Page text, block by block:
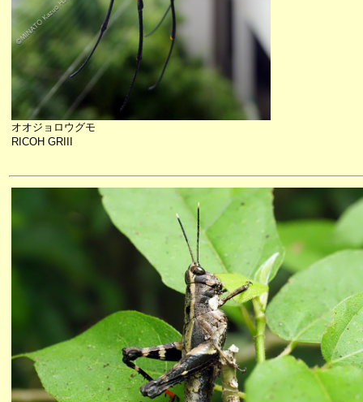
オオジョロウグモ
RICOH GRIII